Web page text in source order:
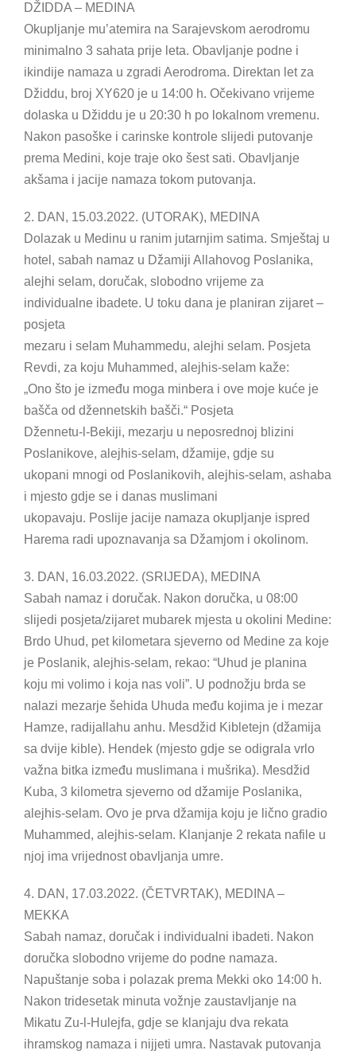
DŽIDDA – MEDINA
Okupljanje mu’atemira na Sarajevskom aerodromu
minimalno 3 sahata prije leta. Obavljanje podne i
ikindije namaza u zgradi Aerodroma. Direktan let za
Džiddu, broj XY620 je u 14:00 h. Očekivano vrijeme
dolaska u Džiddu je u 20:30 h po lokalnom vremenu.
Nakon pasoške i carinske kontrole slijedi putovanje
prema Medini, koje traje oko šest sati. Obavljanje
akšama i jacije namaza tokom putovanja.
2. DAN, 15.03.2022. (UTORAK), MEDINA
Dolazak u Medinu u ranim jutarnjim satima. Smještaj u
hotel, sabah namaz u Džamiji Allahovog Poslanika,
alejhi selam, doručak, slobodno vrijeme za
individualne ibadete. U toku dana je planiran zijaret –
posjeta
mezaru i selam Muhammedu, alejhi selam. Posjeta
Revdi, za koju Muhammed, alejhis-selam kaže:
„Ono što je između moga minbera i ove moje kuće je
bašča od džennetskih bašči.“ Posjeta
Džennetu-l-Bekiji, mezarju u neposrednoj blizini
Poslanikove, alejhis-selam, džamije, gdje su
ukopani mnogi od Poslanikovih, alejhis-selam, ashaba
i mjesto gdje se i danas muslimani
ukopavaju. Poslije jacije namaza okupljanje ispred
Harema radi upoznavanja sa Džamjom i okolinom.
3. DAN, 16.03.2022. (SRIJEDA), MEDINA
Sabah namaz i doručak. Nakon doručka, u 08:00
slijedi posjeta/zijaret mubarek mjesta u okolini Medine:
Brdo Uhud, pet kilometara sjeverno od Medine za koje
je Poslanik, alejhis-selam, rekao: “Uhud je planina
koju mi volimo i koja nas voli”. U podnožju brda se
nalazi mezarje šehida Uhuda među kojima je i mezar
Hamze, radijallahu anhu. Mesdžid Kibletejn (džamija
sa dvije kible). Hendek (mjesto gdje se odigrala vrlo
važna bitka između muslimana i mušrika). Mesdžid
Kuba, 3 kilometra sjeverno od džamije Poslanika,
alejhis-selam. Ovo je prva džamija koju je lično gradio
Muhammed, alejhis-selam. Klanjanje 2 rekata nafile u
njoj ima vrijednost obavljanja umre.
4. DAN, 17.03.2022. (ČETVRTAK), MEDINA –
MEKKA
Sabah namaz, doručak i individualni ibadeti. Nakon
doručka slobodno vrijeme do podne namaza.
Napuštanje soba i polazak prema Mekki oko 14:00 h.
Nakon tridesetak minuta vožnje zaustavljanje na
Mikatu Zu-l-Hulejfa, gdje se klanjaju dva rekata
ihramskog namaza i nijjeti umra. Nastavak putovanja